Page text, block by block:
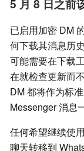
5 月 8 日之前
已启用加密 DM
何下载其消息历
可能需要在下载
在就检查更新而
DM 都将作为标准
Messenger 消息
任何希望继续使
聊天转移到